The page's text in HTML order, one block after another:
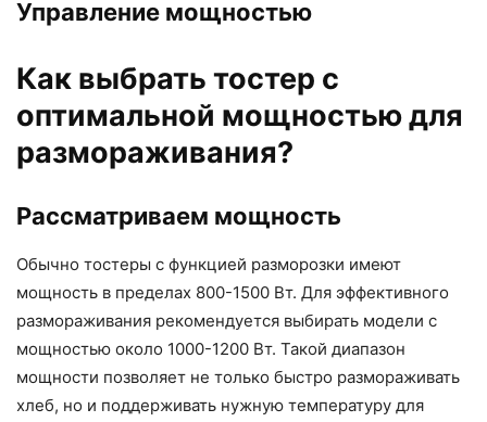
Управление мощностью
Как выбрать тостер с
оптимальной мощностью для
размораживания?
Рассматриваем мощность
Обычно тостеры с функцией разморозки имеют
мощность в пределах 800-1500 Вт. Для эффективного
размораживания рекомендуется выбирать модели с
мощностью около 1000-1200 Вт. Такой диапазон
мощности позволяет не только быстро размораживать
хлеб, но и поддерживать нужную температуру для